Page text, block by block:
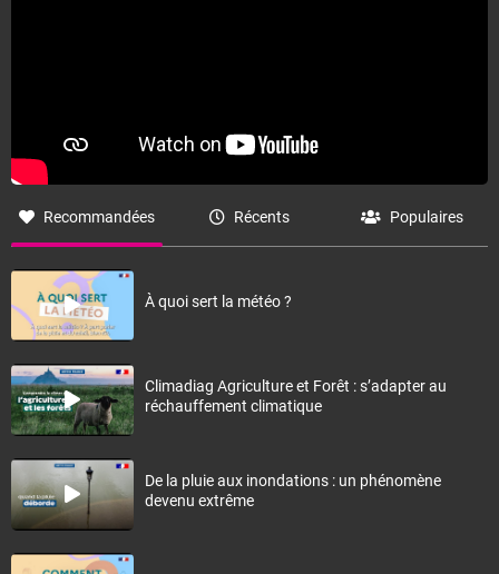
Recommandées Récents Populaires
À quoi sert la météo ?
Climadiag Agriculture et Forêt : s’adapter au
réchauffement climatique
De la pluie aux inondations : un phénomène
devenu extrême